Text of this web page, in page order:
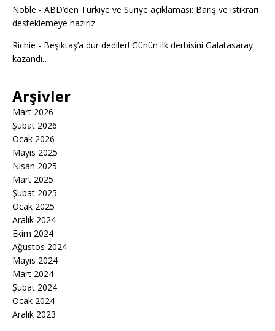
Noble - ABD’den Türkiye ve Suriye açıklaması: Barış ve istikrarı
desteklemeye hazırız
Richie - Beşiktaş’a dur dediler! Günün ilk derbisini Galatasaray
kazandı…
Arşivler
Mart 2026
Şubat 2026
Ocak 2026
Mayıs 2025
Nisan 2025
Mart 2025
Şubat 2025
Ocak 2025
Aralık 2024
Ekim 2024
Ağustos 2024
Mayıs 2024
Mart 2024
Şubat 2024
Ocak 2024
Aralık 2023